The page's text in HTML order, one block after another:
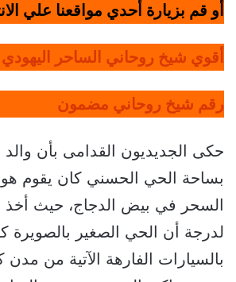
أو قم بزيارة أحدي مواقعنا علي
أقوي شيخ روحاني الساحر اليهودي
رقم شيخ روحاني مضمون
حكى الجديديون القدامى بأن والد
بساحة الحي الحسني كان يقوم هو
السحر في بيض الدجاج، حيث
لدرجة أن الحي الصغير بالصويرة
بالسيارات الفارهة الآتية من